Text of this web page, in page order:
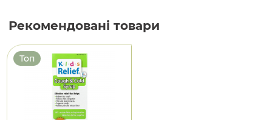
Рекомендовані товари
Топ